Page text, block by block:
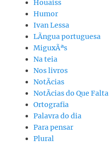
Houaiss
Humor
Ivan Lessa
LÃ­ngua portuguesa
MiguxÃªs
Na teia
Nos livros
NotÃ­cias
NotÃ­cias do Que Falta
Ortografia
Palavra do dia
Para pensar
Plural